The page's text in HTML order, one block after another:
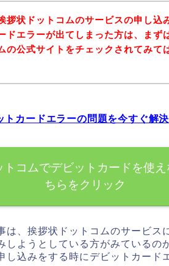
拶状ドットコムのサービスの申し込
ドエラーが出てしまった方は、まず
の公式サイトをチェックされてみて
トカードエラーの問題を今すぐ解
トコムでデビットカードを使え
ちらをクリック
は、挨拶状ドットコムのサービス
しようとしている方がみているの
し込みをする時にデビットカード